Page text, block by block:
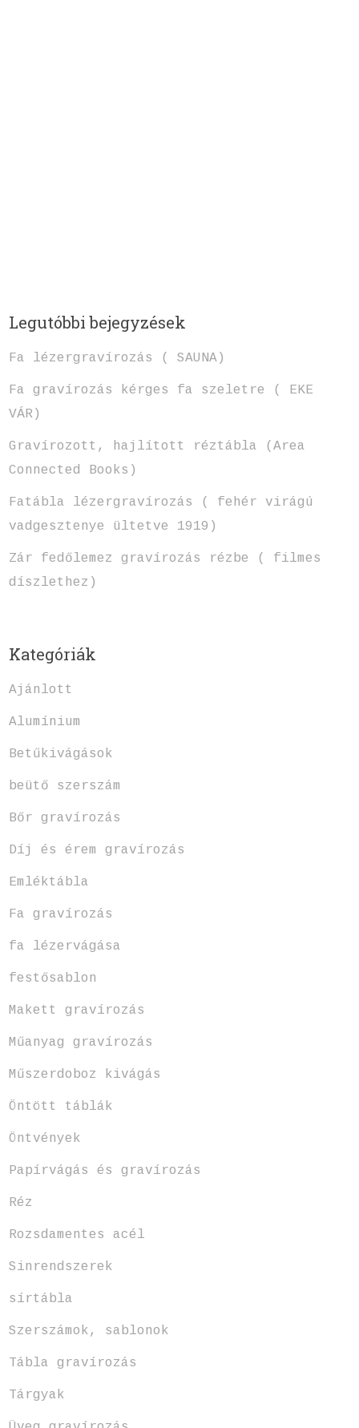
Legutóbbi bejegyzések
Fa lézergravírozás ( SAUNA)
Fa gravírozás kérges fa szeletre ( EKE
VÁR)
Gravírozott, hajlított réztábla (Area
Connected Books)
Fatábla lézergravírozás ( fehér virágú
vadgesztenye ültetve 1919)
Zár fedőlemez gravírozás rézbe ( filmes
díszlethez)
Kategóriák
Ajánlott
Alumínium
Betűkivágások
beütő szerszám
Bőr gravírozás
Díj és érem gravírozás
Emléktábla
Fa gravírozás
fa lézervágása
festősablon
Makett gravírozás
Műanyag gravírozás
Műszerdoboz kivágás
Öntött táblák
Öntvények
Papírvágás és gravírozás
Réz
Rozsdamentes acél
Sinrendszerek
sírtábla
Szerszámok, sablonok
Tábla gravírozás
Tárgyak